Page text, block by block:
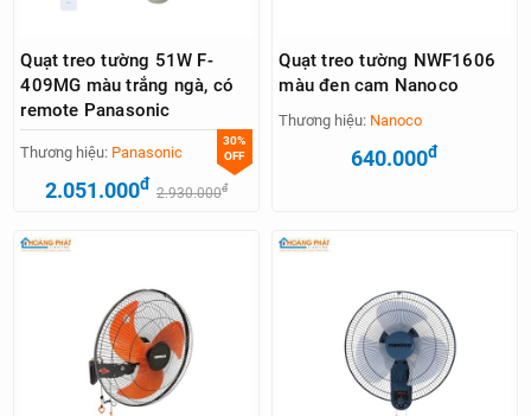
Quạt treo tường 51W F-
409MG màu trắng ngà, có
remote Panasonic
30%
OFF
Thương hiệu: Panasonic
2.051.000đ 2.930.000đ
Quạt treo tường NWF1606
màu đen cam Nanoco
Thương hiệu: Nanoco
640.000đ